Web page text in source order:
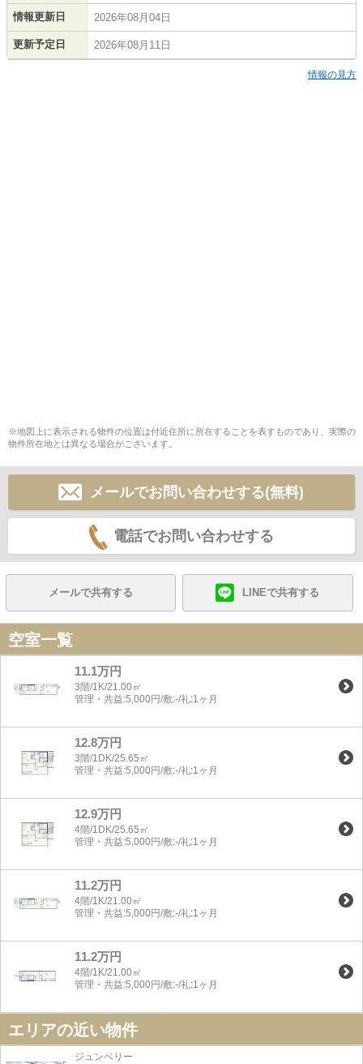
情報更新日 2026年08月04日
更新予定日 2026年08月11日
情報の見方
※地図上に表示される物件の位置は付近住所に所在することを表すものであり、実際の
物件所在地とは異なる場合がございます。
メールでお問い合わせする(無料)
電話でお問い合わせする
メールで共有する LINEで共有する
空室一覧
11.1万円
3階/1K/21.00㎡
管理・共益:5,000円/敷:-/礼:1ヶ月
12.8万円
3階/1DK/25.65㎡
管理・共益:5,000円/敷:-/礼:1ヶ月
12.9万円
4階/1DK/25.65㎡
管理・共益:5,000円/敷:-/礼:1ヶ月
11.2万円
4階/1K/21.00㎡
管理・共益:5,000円/敷:-/礼:1ヶ月
11.2万円
4階/1K/21.00㎡
管理・共益:5,000円/敷:-/礼:1ヶ月
エリアの近い物件
ジュンベリー